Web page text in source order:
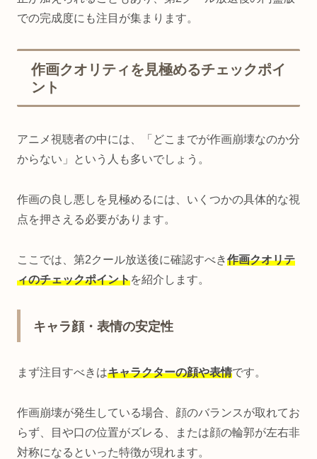
での完成度にも注目が集まります。
作画クオリティを見極めるチェックポイ
ント
アニメ視聴者の中には、「どこまでが作画崩壊なのか分
からない」という人も多いでしょう。
作画の良し悪しを見極めるには、いくつかの具体的な視
点を押さえる必要があります。
ここでは、第2クール放送後に確認すべき作画クオリテ
ィのチェックポイントを紹介します。
キャラ顔・表情の安定性
まず注目すべきはキャラクターの顔や表情です。
作画崩壊が発生している場合、顔のバランスが取れてお
らず、目や口の位置がズレる、または顔の輪郭が左右非
対称になるといった特徴が現れます。